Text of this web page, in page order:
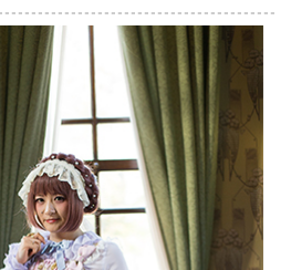
ภาษาไทย
tiéng Viêt
Indonesia